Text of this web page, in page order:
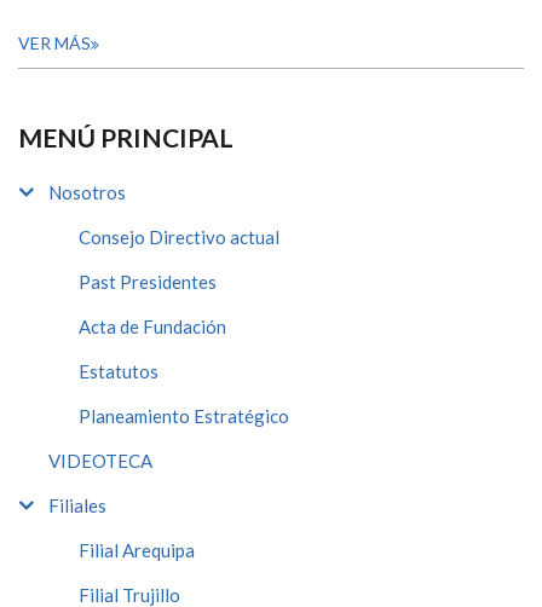
VER MÁS
MENÚ PRINCIPAL
Nosotros
Consejo Directivo actual
Past Presidentes
Acta de Fundación
Estatutos
Planeamiento Estratégico
VIDEOTECA
Filiales
Filial Arequipa
Filial Trujillo